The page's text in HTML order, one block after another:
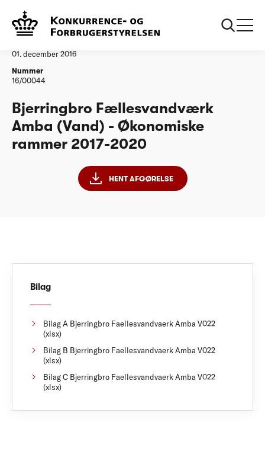
Vandtilsyn
01. december 2016
Nummer
16/00044
Bjerringbro Fællesvandværk
Amba (Vand) - Økonomiske
rammer 2017-2020
HENT AFGØRELSE
Bilag
Bilag A Bjerringbro Faellesvandvaerk Amba V022
(xlsx)
Bilag B Bjerringbro Faellesvandvaerk Amba V022
(xlsx)
Bilag C Bjerringbro Faellesvandvaerk Amba V022
(xlsx)